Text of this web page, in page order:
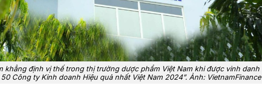
khẳng định vị thế trong thị trường dược phẩm Việt Nam khi được vinh danh
Công ty Kinh doanh Hiệu quả nhất Việt Nam 2024”. Ảnh: VietnamFinance